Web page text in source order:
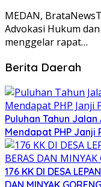
MEDAN,
Advokasi Hukum dan
menggelar rapat…
Berita Daerah
Puluhan Tahun
Mendapat PHP Janji
176 KK DI DESA
DAN MINYAK